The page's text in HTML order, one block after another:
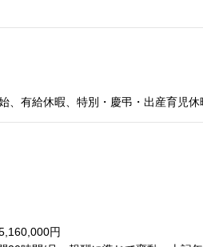
有給休暇、特別・慶弔・出産育児休
円